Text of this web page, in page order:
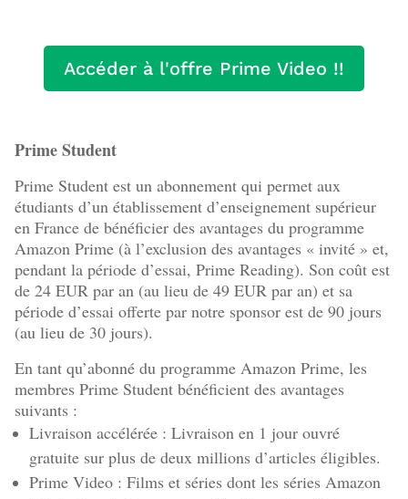
Accéder à l'offre Prime Video !!
Prime Student
Prime Student est un abonnement qui permet aux
étudiants d’un établissement d’enseignement supérieur
en France de bénéficier des avantages du programme
Amazon Prime (à l’exclusion des avantages « invité » et,
pendant la période d’essai, Prime Reading). Son coût est
de 24 EUR par an (au lieu de 49 EUR par an) et sa
période d’essai offerte par notre sponsor est de 90 jours
(au lieu de 30 jours).
En tant qu’abonné du programme Amazon Prime, les
membres Prime Student bénéficient des avantages
suivants :
Livraison accélérée : Livraison en 1 jour ouvré
gratuite sur plus de deux millions d’articles éligibles.
Prime Video : Films et séries dont les séries Amazon